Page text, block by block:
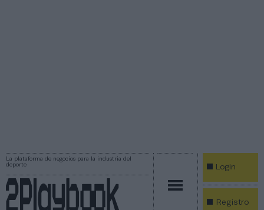
La plataforma de negocios para la industria del
deporte
Login
Registro